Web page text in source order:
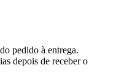
pedido à entrega.
depois de receber o